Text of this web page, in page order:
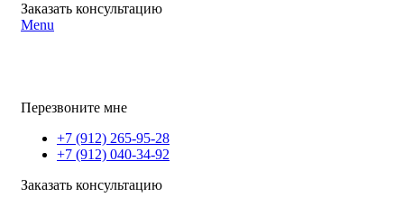
Заказать консультацию
Menu
Перезвоните мне
+7 (912) 265-95-28
+7 (912) 040-34-92
Заказать консультацию